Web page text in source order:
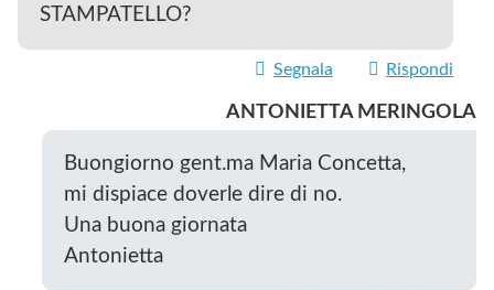
STAMPATELLO?
Segnala Rispondi
ANTONIETTA MERINGOLA
Buongiorno gent.ma Maria Concetta,
mi dispiace doverle dire di no.
Una buona giornata
Antonietta